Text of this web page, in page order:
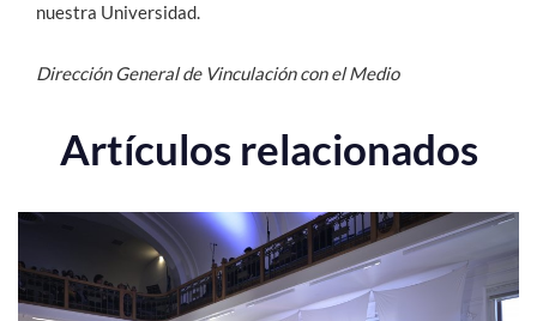
nuestra Universidad.
Dirección General de Vinculación con el Medio
Artículos relacionados